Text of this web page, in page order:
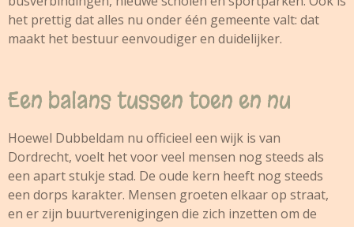
het prettig dat alles nu onder één gemeente valt: dat
maakt het bestuur eenvoudiger en duidelijker.
Een balans tussen toen en nu
Hoewel Dubbeldam nu officieel een wijk is van
Dordrecht, voelt het voor veel mensen nog steeds als
een apart stukje stad. De oude kern heeft nog steeds
een dorps karakter. Mensen groeten elkaar op straat,
en er zijn buurtverenigingen die zich inzetten om de